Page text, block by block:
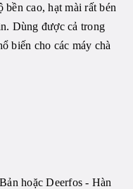
cao, hạt mài rất bén
Dùng được cả trong
biến cho các máy chà
hoặc Deerfos - Hàn